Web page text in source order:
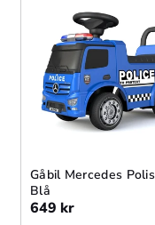
Gåbil Mercedes
Blå
649 kr